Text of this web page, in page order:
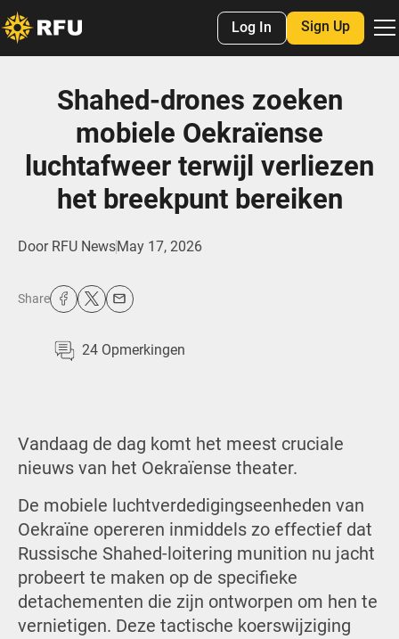
Log In Sign Up
Shahed-drones zoeken
mobiele Oekraïense
luchtafweer terwijl verliezen
het breekpunt bereiken
Door RFU NewsMay 17, 2026
Share
24 Opmerkingen
Vandaag de dag komt het meest cruciale
nieuws van het Oekraïense theater.
De mobiele luchtverdedigingseenheden van
Oekraïne opereren inmiddels zo effectief dat
Russische Shahed-loitering munition nu jacht
probeert te maken op de specifieke
detachementen die zijn ontworpen om hen te
vernietigen. Deze tactische koerswijziging